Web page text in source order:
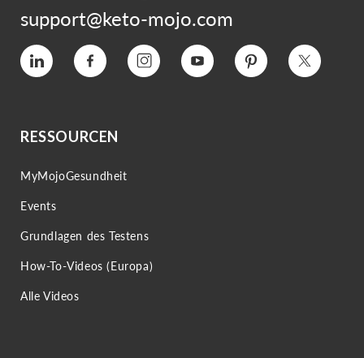
support@keto-mojo.com
Vimeo Facebook Instagram YouTube Interesse Twitter
RESSOURCEN
MyMojoGesundheit
Events
Grundlagen des Testens
How-To-Videos (Europa)
Alle Videos